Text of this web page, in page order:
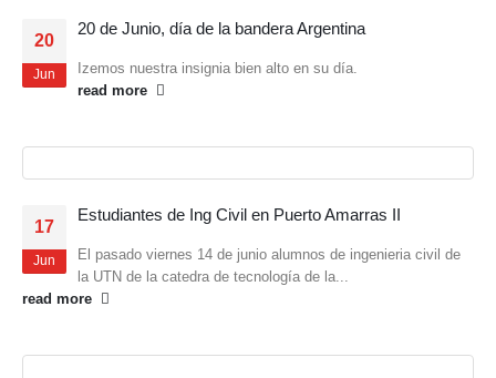
20
Jun
20 de Junio, día de la bandera Argentina
Izemos nuestra insignia bien alto en su día.
read more
17
Jun
Estudiantes de Ing Civil en Puerto Amarras II
El pasado viernes 14 de junio alumnos de ingenieria civil de
la UTN de la catedra de tecnología de la...
read more